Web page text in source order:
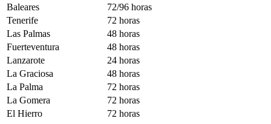
Baleares
72/96 horas
Tenerife
72 horas
Las Palmas
48 horas
Fuerteventura
48 horas
Lanzarote
24 horas
La Graciosa
48 horas
La Palma
72 horas
La Gomera
72 horas
El Hierro
72 horas